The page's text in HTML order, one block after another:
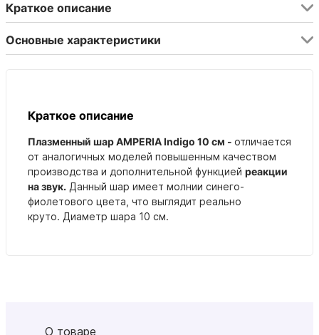
Краткое описание
Основные характеристики
Краткое описание
Плазменный шар AMPERIA Indigo 10 см - отличается
от аналогичных моделей повышенным качеством
производства и дополнительной функцией реакции
на звук. Данный шар имеет молнии синего-
фиолетового цвета, что выглядит реально
круто. Диаметр шара 10 см.
О товаре